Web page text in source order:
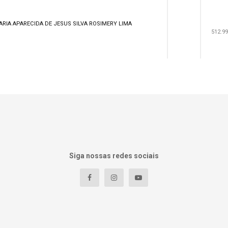
APARECIDA DE JESUS SILVA ROSIMERY LIMA
Siga nossas redes sociais